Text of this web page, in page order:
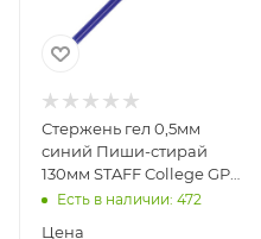
Стержень гел 0,5мм
синий Пиши-стирай
130мм STAFF College GP-
109R 170357
Есть в наличии: 472
Цена